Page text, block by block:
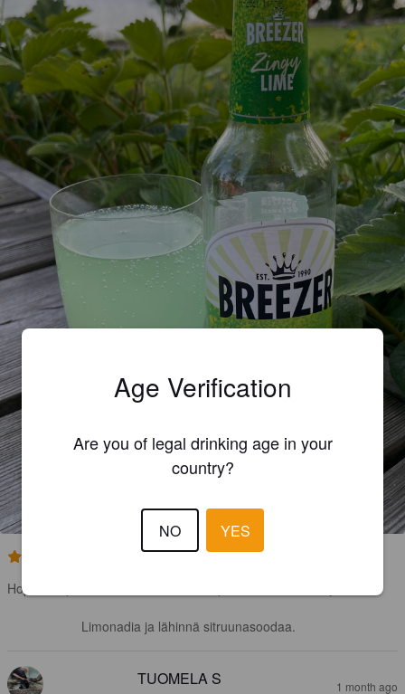
Hopeinen panimon korkki. Kirkas lasipullo. Vaaleavihreä juoma.
Limonadia ja lähinnä sitruunasoodaa.
TUOMELA S 1 month ago
Age Verification
Are you of legal drinking age in your
country?
NO YES